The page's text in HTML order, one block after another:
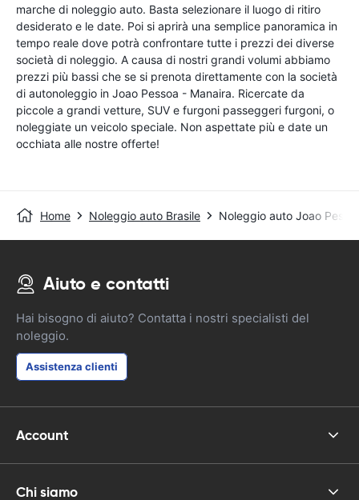
marche di noleggio auto. Basta selezionare il luogo di ritiro
desiderato e le date. Poi si aprirà una semplice panoramica in
tempo reale dove potrà confrontare tutte i prezzi dei diverse
società di noleggio. A causa di nostri grandi volumi abbiamo
prezzi più bassi che se si prenota direttamente con la società
di autonoleggio in Joao Pessoa - Manaira. Ricercate da
piccole a grandi vetture, SUV e furgoni passeggeri furgoni, o
noleggiate un veicolo speciale. Non aspettate più e date un
occhiata alle nostre offerte!
Home Noleggio auto Brasile Noleggio auto Joao
Aiuto e contatti
Hai bisogno di aiuto? Contatta i nostri specialisti del
noleggio.
Assistenza clienti
Account
Chi siamo